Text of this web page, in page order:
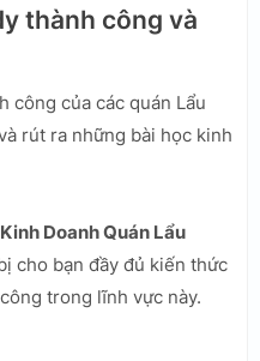
thành công và
công của các quán Lẩu
rút ra những bài học kinh
Doanh Quán Lẩu
cho bạn đầy đủ kiến thức
trong lĩnh vực này.